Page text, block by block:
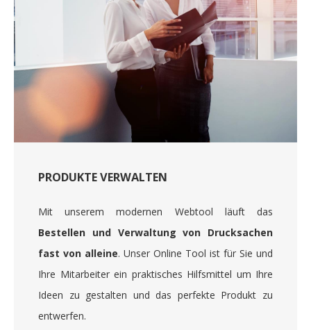
PRODUKTE VERWALTEN
Mit unserem modernen Webtool läuft das
Bestellen und Verwaltung von Drucksachen
fast von alleine. Unser Online Tool ist für Sie und
Ihre Mitarbeiter ein praktisches Hilfsmittel um Ihre
Ideen zu gestalten und das perfekte Produkt zu
entwerfen.